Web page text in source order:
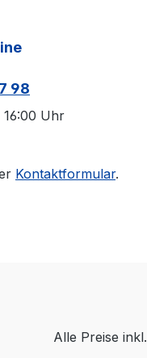
98
Uhr
Kontaktformular.
Alle Preise